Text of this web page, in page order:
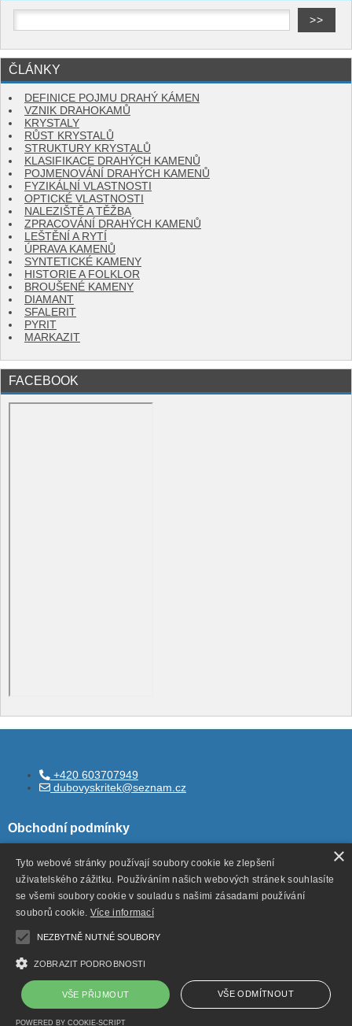
ČLÁNKY
DEFINICE POJMU DRAHÝ KÁMEN
VZNIK DRAHOKAMŮ
KRYSTALY
RŮST KRYSTALŮ
STRUKTURY KRYSTALŮ
KLASIFIKACE DRAHÝCH KAMENŮ
POJMENOVÁNÍ DRAHÝCH KAMENŮ
FYZIKÁLNÍ VLASTNOSTI
OPTICKÉ VLASTNOSTI
NALEZIŠTĚ A TĚŽBA
ZPRACOVÁNÍ DRAHÝCH KAMENŮ
LEŠTĚNÍ A RYTÍ
ÚPRAVA KAMENŮ
SYNTETICKÉ KAMENY
HISTORIE A FOLKLOR
BROUŠENÉ KAMENY
DIAMANT
SFALERIT
PYRIT
MARKAZIT
FACEBOOK
+420 603707949
dubovyskritek@seznam.cz
Obchodní podmínky
Všeobecné obchodní podmínky
Ochrana ososbních údajů
Odstoupení od smlouvy
×
Tyto webové stránky používají soubory cookie ke zlepšení
uživatelského zážitku. Používáním našich webových stránek souhlasíte
se všemi soubory cookie v souladu s našimi zásadami používání
souborů cookie. Více informací
NEZBYTNĚ NUTNÉ SOUBORY
ZOBRAZIT PODROBNOSTI
VŠE PŘIJMOUT VŠE ODMÍTNOUT
POWERED BY COOKIE-SCRIPT